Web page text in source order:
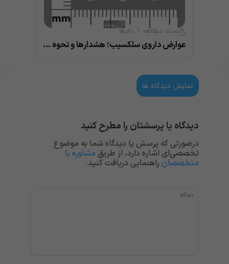
مدت مطالعه: 7 دقیقه
عوارض داروی سلکسیب؛ هشدارها و نحوه مصرف
نمایش دیدگاه ها
دیدگاه یا پرسشتان را مطرح کنید
درصورتی که پرسش یا دیدگاه شما به موضوع
تخصصی‌ای اشاره دارد، از طریق مشاوره با
متخصصان راهنمایی دریافت کنید.